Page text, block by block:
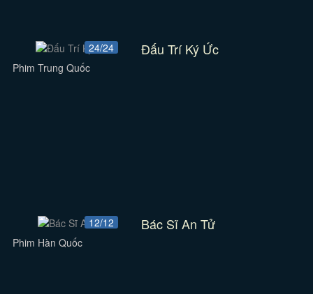
24/24 Đấu Trí Ký Ức
Phim Trung Quốc
12/12 Bác Sĩ An Tử
Phim Hàn Quốc